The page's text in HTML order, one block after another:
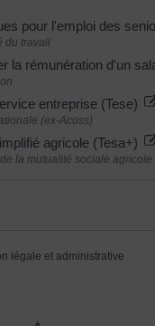
pour l'emploi des
du travail
la rémunération d'un
entreprise (Tese)
(ex-Acoss)
agricole (Tesa+)
la mutualité sociale agricole
légale et administrative